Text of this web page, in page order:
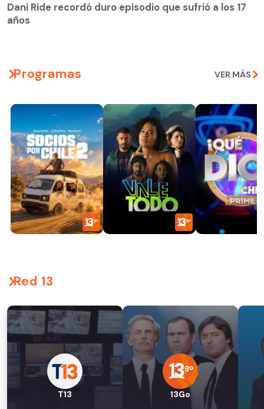
Dani Ride recordó duro episodio que sufrió a los 17
años
Programas VER MÁS
Red 13
T13 13Go